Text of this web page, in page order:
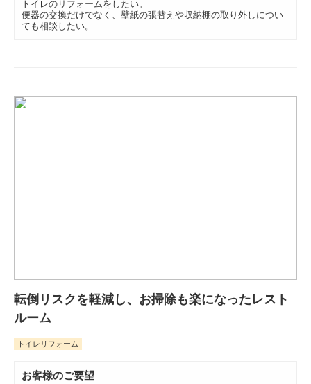
トイレのリフォームをしたい。
便器の交換だけでなく、壁紙の張替えや収納棚の取り外しについ
ても相談したい。
転倒リスクを軽減し、お掃除も楽になったレスト
ルーム
トイレリフォーム
お客様のご要望